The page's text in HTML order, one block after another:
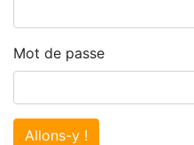
Mot de passe
Allons-y !